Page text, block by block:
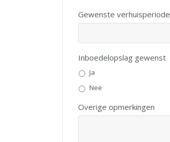
Gewenste verhuisperiode
Inboedelopslag gewenst
Ja
Nee
Overige opmerkingen